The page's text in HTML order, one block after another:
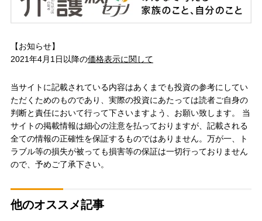
【お知らせ】
2021年4月1日以降の価格表示に関して
当サイトに記載されている内容はあくまでも投資の参考にしてい
ただくためのものであり、実際の投資にあたっては読者ご自身の
判断と責任において行って下さいますよう、お願い致します。 当
サイトの掲載情報は細心の注意を払っておりますが、記載される
全ての情報の正確性を保証するものではありません。万が一、ト
ラブル等の損失が被っても損害等の保証は一切行っておりません
ので、予めご了承下さい。
他のオススメ記事